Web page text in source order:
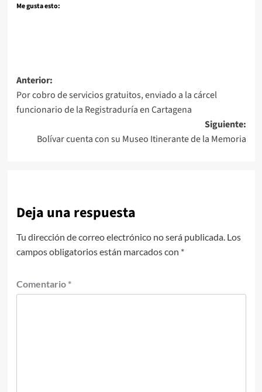
Me gusta esto:
Navegación
de
entradas
Anterior:
Por cobro de servicios gratuitos, enviado a la cárcel
funcionario de la Registraduría en Cartagena
Siguiente:
Bolívar cuenta con su Museo Itinerante de la Memoria
Deja una respuesta
Tu dirección de correo electrónico no será publicada. Los
campos obligatorios están marcados con *
Comentario *